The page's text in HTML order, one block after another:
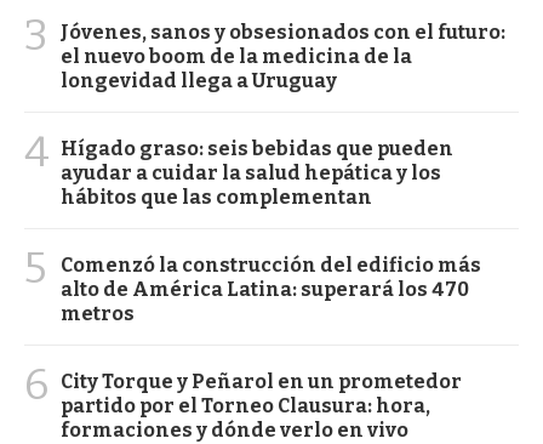
3
Jóvenes, sanos y obsesionados con el futuro:
el nuevo boom de la medicina de la
longevidad llega a Uruguay
4 Hígado graso: seis bebidas que pueden
ayudar a cuidar la salud hepática y los
hábitos que las complementan
5
Comenzó la construcción del edificio más
alto de América Latina: superará los 470
metros
6
City Torque y Peñarol en un prometedor
partido por el Torneo Clausura: hora,
formaciones y dónde verlo en vivo